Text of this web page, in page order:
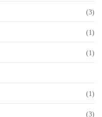
(3)
(1)
(1)
(1)
(3)